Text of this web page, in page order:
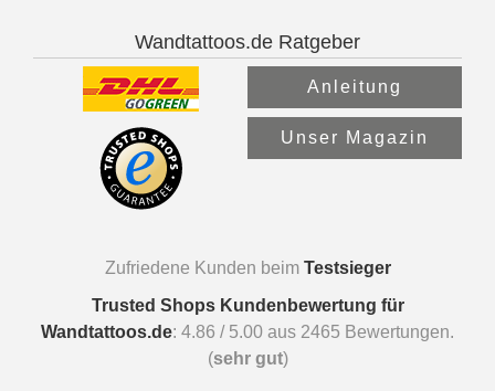
Wandtattoos.de Ratgeber
Anleitung
Unser Magazin
Zufriedene Kunden beim Testsieger
Trusted Shops Kundenbewertung für
Wandtattoos.de: 4.86 / 5.00 aus 2465 Bewertungen.
(sehr gut)